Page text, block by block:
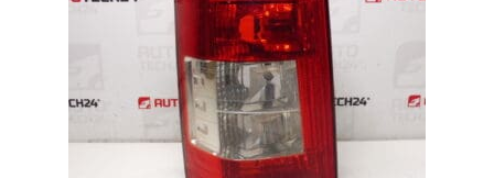
Политика за поверителност
Правила и условия